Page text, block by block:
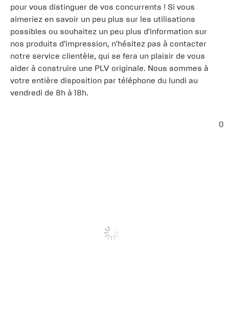
pour vous distinguer de vos concurrents ! Si vous
aimeriez en savoir un peu plus sur les utilisations
possibles ou souhaitez un peu plus d'information sur
nos produits d'impression, n'hésitez pas à contacter
notre service clientèle, qui se fera un plaisir de vous
aider à construire une PLV originale. Nous sommes à
votre entière disposition par téléphone du lundi au
vendredi de 8h à 18h.
0